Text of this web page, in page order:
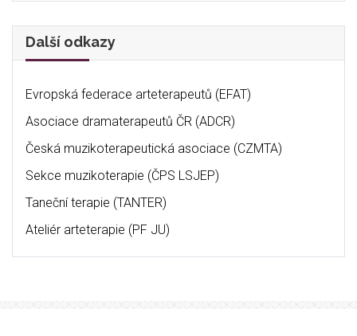
Další odkazy
Evropská federace arteterapeutů (EFAT)
Asociace dramaterapeutů ČR (ADCR)
Česká muzikoterapeutická asociace (CZMTA)
Sekce muzikoterapie (ČPS LSJEP)
Taneční terapie (TANTER)
Ateliér arteterapie (PF JU)